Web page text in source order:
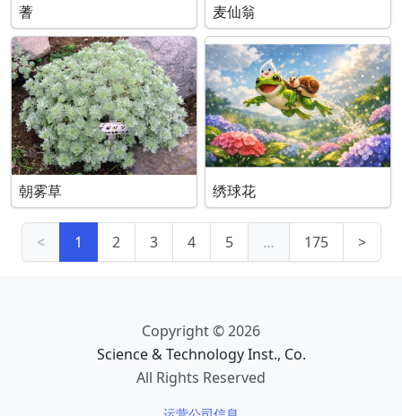
蓍 麦仙翁
朝雾草 绣球花
< 1 2 3 4 5 … 175 >
Copyright © 2026
Science & Technology Inst., Co.
All Rights Reserved